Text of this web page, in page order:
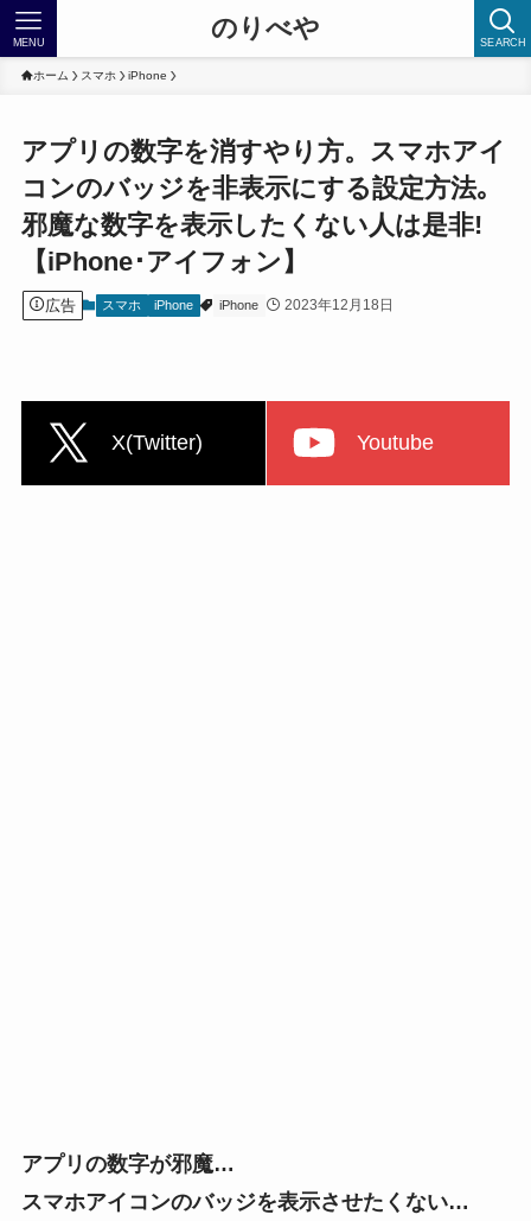
のりべや SEARCH
MENU
ホーム スマホ iPhone
アプリの数字を消すやり方。スマホアイ
コンのバッジを非表示にする設定方法｡
邪魔な数字を表示したくない人は是非!
【iPhone･アイフォン】
広告 スマホ iPhone iPhone 2023年12月18日
X(Twitter) Youtube
アプリの数字が邪魔…
スマホアイコンのバッジを表示させたくない…